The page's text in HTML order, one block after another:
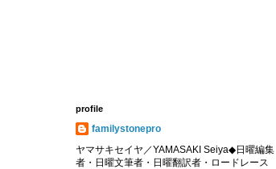
profile
familystonepro
ヤマサキセイヤ／YAMASAKI Seiya◆日曜編集
者・日曜文筆者・日曜翻訳者・ロードレース